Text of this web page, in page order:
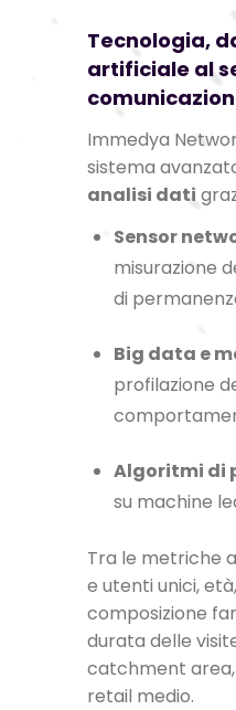
Tecnologia,
artificiale al
Immedya
sistema
analisi dati
Sensor
misurazione
di
Big data e
profilazione
Algoritmi di
su machine
Tra le metriche
e utenti unici,
composizione
durata delle
catchment
retail medio.